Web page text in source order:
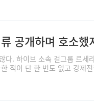
공개하며 호소
다. 하이브 소속 걸그룹 르
적이 단 한 번도 없고 강제